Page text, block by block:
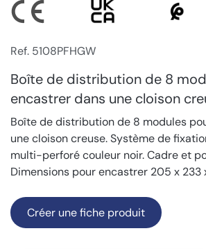
Ref. 5108PFHGW
Boîte de distribution de 8
encastrer dans une cloison
Boîte de distribution de 8 modules
une cloison creuse. Système de
multi-perforé couleur noir. Cadre et
Dimensions pour encastrer 205 x 233
Créer une fiche produit